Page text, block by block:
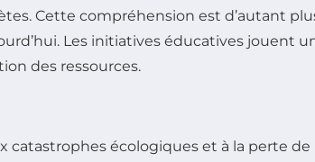
Cette compréhension est d’autant
Les initiatives éducatives jouent
des ressources.
catastrophes écologiques et à la perte de